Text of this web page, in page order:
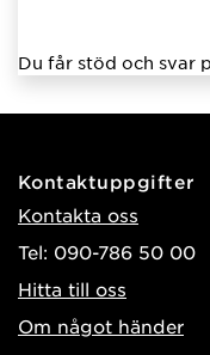
Du får stöd och svar
Kontaktuppgifter
Kontakta oss
Tel: 090-786 50 00
Hitta till oss
Om något händer